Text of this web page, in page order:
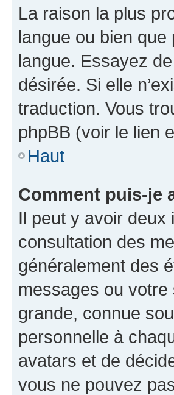
La raison la plus
langue ou bien que
langue. Essayez
désirée. Si elle
traduction. Vous
phpBB (voir le lien
Haut
Comment puis-je
Il peut y avoir deux
consultation des
généralement des
messages ou
grande, connue
personnelle à
avatars et de
vous ne pouvez